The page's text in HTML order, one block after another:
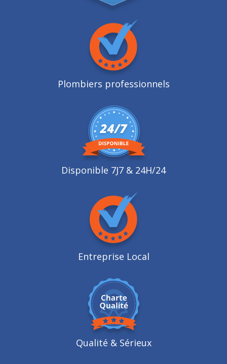
Plombiers professionnels
Disponible 7J7 & 24H/24
Entreprise Local
Qualité & Sérieux